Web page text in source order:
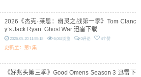
2026《杰克·莱恩：幽灵之战第一季》Tom Clanc
y’s Jack Ryan: Ghost War 迅雷下载
2026-05-20 11:55:18 6,062浏览 0评论 4个赞
更新至：第1集
《好兆头第三季》Good Omens Season 3 迅雷下